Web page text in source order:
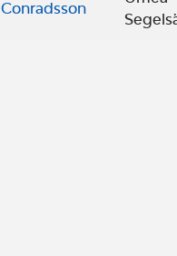
Conradsson